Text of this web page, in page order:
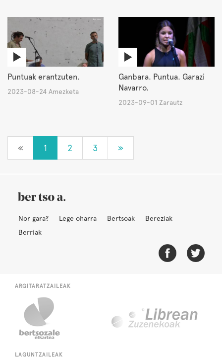
Puntuak erantzuten.
2023-08-24 Amezketa
Ganbara. Puntua. Garazi
Navarro.
2023-09-01 Zarautz
« 1 2 3 »
Nor gara? Lege oharra Bertsoak
Bereziak
Berriak
ARGITARATZAILEAK
LAGUNTZAILEAK